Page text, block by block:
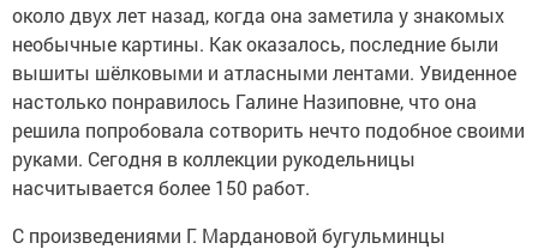
около двух лет назад, когда она заметила у знакомых
необычные картины. Как оказалось, последние были
вышиты шёлковыми и атласными лентами. Увиденное
настолько понравилось Галине Назиповне, что она
решила попробовала сотворить нечто подобное своими
руками. Сегодня в коллекции рукодельницы
насчитывается более 150 работ.
С произведениями Г. Мардановой бугульминцы